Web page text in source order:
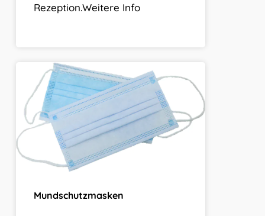
Rezeption.Weitere Info
Mundschutzmasken
Mundschutzmasken